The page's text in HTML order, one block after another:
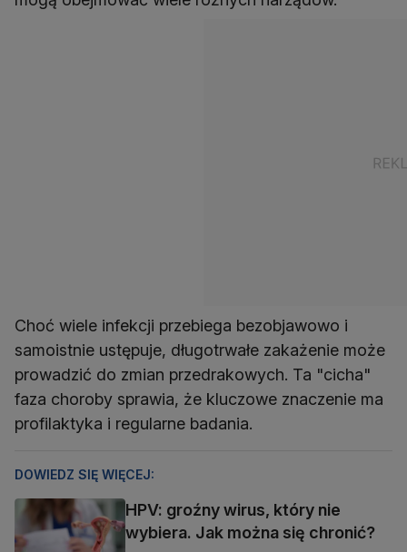
Choć wiele infekcji przebiega bezobjawowo i
samoistnie ustępuje, długotrwałe zakażenie może
prowadzić do zmian przedrakowych. Ta "cicha"
faza choroby sprawia, że kluczowe znaczenie ma
profilaktyka i regularne badania.
DOWIEDZ SIĘ WIĘCEJ:
HPV: groźny wirus, który nie
wybiera. Jak można się chronić?